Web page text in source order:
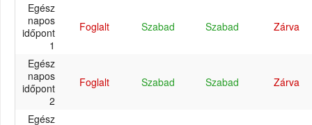
Egész
napos
időpont
1
Foglalt Szabad Szabad Zárva
Egész
napos
időpont
2
Foglalt Szabad Szabad Zárva
Egész